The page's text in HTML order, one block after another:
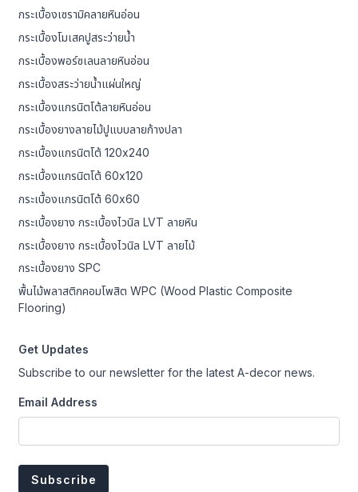
กระเบื้องเซรามิคลายหินอ่อน
กระเบื้องโมเสคปูสระว่ายน้ำ
กระเบื้องพอร์ซเลนลายหินอ่อน
กระเบื้องสระว่ายน้ำแผ่นใหญ่
กระเบื้องแกรนิตโต้ลายหินอ่อน
กระเบื้องยางลายไม้ปูแบบลายก้างปลา
กระเบื้องแกรนิตโต้ 120x240
กระเบื้องแกรนิตโต้ 60x120
กระเบื้องแกรนิตโต้ 60x60
กระเบื้องยาง กระเบื้องไวนิล LVT ลายหิน
กระเบื้องยาง กระเบื้องไวนิล LVT ลายไม้
กระเบื้องยาง SPC
พื้นไม้พลาสติกคอมโพสิต WPC (Wood Plastic Composite
Flooring)
Get Updates
Subscribe to our newsletter for the latest A-decor news.
Email Address